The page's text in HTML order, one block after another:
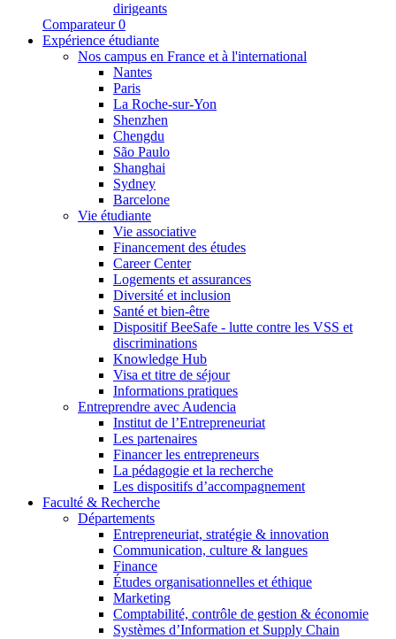
dirigeants
Comparateur 0
Expérience étudiante
Nos campus en France et à l'international
Nantes
Paris
La Roche-sur-Yon
Shenzhen
Chengdu
São Paulo
Shanghai
Sydney
Barcelone
Vie étudiante
Vie associative
Financement des études
Career Center
Logements et assurances
Diversité et inclusion
Santé et bien-être
Dispositif BeeSafe - lutte contre les VSS et
discriminations
Knowledge Hub
Visa et titre de séjour
Informations pratiques
Entreprendre avec Audencia
Institut de l’Entrepreneuriat
Les partenaires
Financer les entrepreneurs
La pédagogie et la recherche
Les dispositifs d’accompagnement
Faculté & Recherche
Départements
Entrepreneuriat, stratégie & innovation
Communication, culture & langues
Finance
Études organisationnelles et éthique
Marketing
Comptabilité, contrôle de gestion & économie
Systèmes d’Information et Supply Chain